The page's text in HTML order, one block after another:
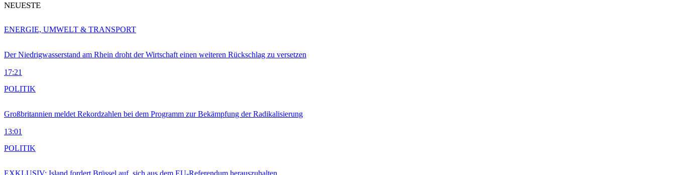
NEUESTE
Der Niedrigwasserstand am Rhein droht der Wirtschaft einen weiteren Rückschlag zu versetzen
17:21
ENERGIE, UMWELT & TRANSPORT
Großbritannien meldet Rekordzahlen bei dem Programm zur Bekämpfung der Radikalisierung
13:01
POLITIK
POLITIK